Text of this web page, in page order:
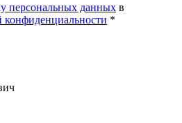
персональных данных в
конфиденциальности *